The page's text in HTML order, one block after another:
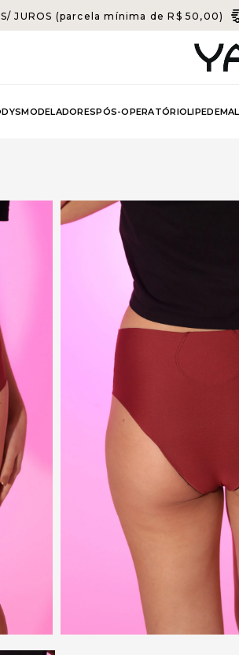
S/ JUROS (parcela mínima de R$ 50,00)
MODELADORESPÓS-OPERATÓRIOLIPEDEMA